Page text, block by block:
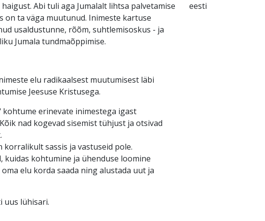
Abi tuli aga Jumalalt lihtsa palvetamise
on ta väga muutunud. Inimeste kartuse
usaldustunne, rõõm, suhtlemisoskus - ja
Jumala tundmaõppimise.
elu radikaalsest muutumisest läbi
Jeesuse Kristusega.
kohtume erinevate inimestega igast
nad kogevad sisemist tühjust ja otsivad
korralikult sassis ja vastuseid pole.
kuidas kohtumine ja ühenduse loomine
oma elu korda saada ning alustada uut ja
uus lühisari.
eesti